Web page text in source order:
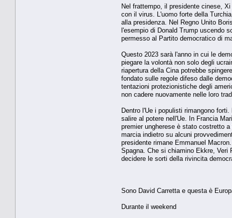
Nel frattempo, il presidente cinese,
con il virus. L'uomo forte della
alla presidenza. Nel Regno Unito
l'esempio di Donald Trump uscendo
permesso al Partito democratico di
Questo 2023 sarà l'anno in cui le
piegare la volontà non solo degli
riapertura della Cina potrebbe
fondato sulle regole difeso dalle
tentazioni protezionistiche degli
non cadere nuovamente nelle loro
Dentro l'Ue i populisti rimangono
salire al potere nell'Ue. In Francia
premier ungherese è stato costretto
marcia indietro su alcuni
presidente rimane Emmanuel
Spagna. Che si chiamino Ekkre,
decidere le sorti della rivincita
Sono David Carretta e questa è
Durante il weekend